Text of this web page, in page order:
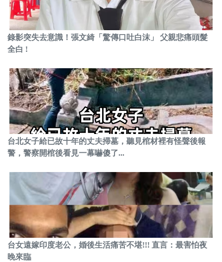
錄影突失去意識！張文綺「驚傳口吐白沫」 父親悲痛頭髮
全白 !
台北女子給已故十年的丈夫掃墓，聽見棺材裡有怪聲後報
警，警察開棺後看見一幕嚇傻了...
台女遠嫁印度老公，婚後生活痛苦不堪!!! 直言：最害怕夜
晚來臨